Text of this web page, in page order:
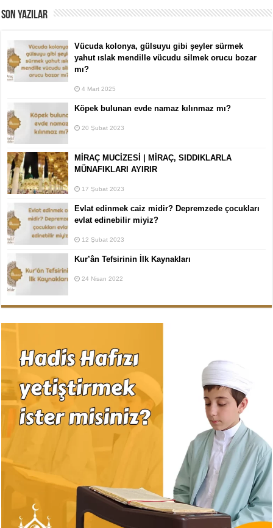
SON YAZILAR
Vücuda kolonya, gülsuyu gibi şeyler sürmek
yahut ıslak mendille vücudu silmek orucu bozar
mı?
4 Mart 2025
Köpek bulunan evde namaz kılınmaz mı?
20 Şubat 2023
MİRAÇ MUCİZESİ | MİRAÇ, SIDDIKLARLA
MÜNAFIKLARI AYIRIR
17 Şubat 2023
Evlat edinmek caiz midir? Depremzede çocukları
evlat edinebilir miyiz?
12 Şubat 2023
Kur’ân Tefsirinin İlk Kaynakları
24 Nisan 2022